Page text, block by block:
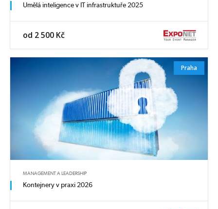
Umělá inteligence v IT infrastruktuře 2025
od 2 500 Kč
Praha
MANAGEMENT A LEADERSHIP
Kontejnery v praxi 2026